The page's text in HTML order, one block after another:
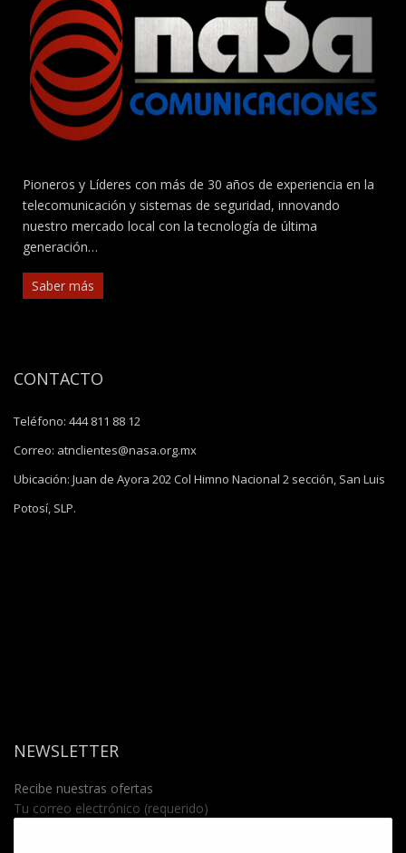
Pioneros y Líderes con más de 30 años de experiencia en la
telecomunicación y sistemas de seguridad, innovando
nuestro mercado local con la tecnología de última
generación…
Saber más
CONTACTO
Teléfono: 444 811 88 12
Correo: atnclientes@nasa.org.mx
Ubicación: Juan de Ayora 202 Col Himno Nacional 2 sección, San Luis
Potosí, SLP.
NEWSLETTER
Recibe nuestras ofertas
Tu correo electrónico (requerido)